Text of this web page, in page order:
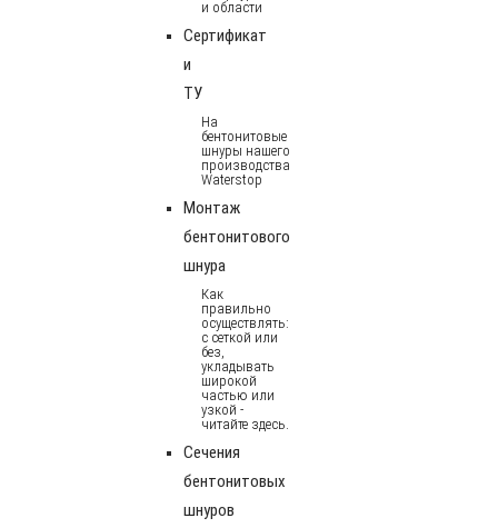
и области
Сертификат
и
ТУ
На
бентонитовые
шнуры нашего
производства
Waterstop
Монтаж
бентонитового
шнура
Как
правильно
осуществлять:
с сеткой или
без,
укладывать
широкой
частью или
узкой -
читайте здесь.
Сечения
бентонитовых
шнуров